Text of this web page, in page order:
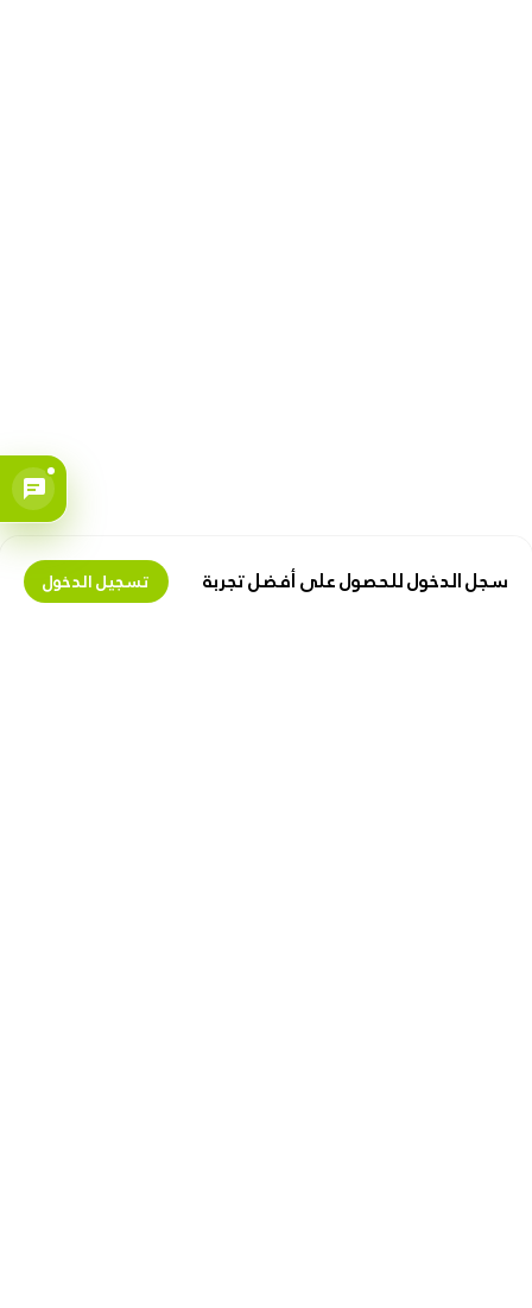
سجل الدخول للحصول على أفضل تجربة تسجيل الدخول